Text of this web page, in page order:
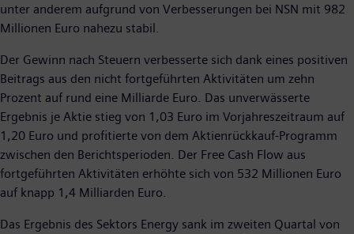
unter anderem aufgrund von Verbesserungen bei NSN mit 982
Millionen Euro nahezu stabil.
Der Gewinn nach Steuern verbesserte sich dank eines positiven
Beitrags aus den nicht fortgeführten Aktivitäten um zehn
Prozent auf rund eine Milliarde Euro. Das unverwässerte
Ergebnis je Aktie stieg von 1,03 Euro im Vorjahreszeitraum auf
1,20 Euro und profitierte von dem Aktienrückkauf-Programm
zwischen den Berichtsperioden. Der Free Cash Flow aus
fortgeführten Aktivitäten erhöhte sich von 532 Millionen Euro
auf knapp 1,4 Milliarden Euro.
Das Ergebnis des Sektors Energy sank im zweiten Quartal von